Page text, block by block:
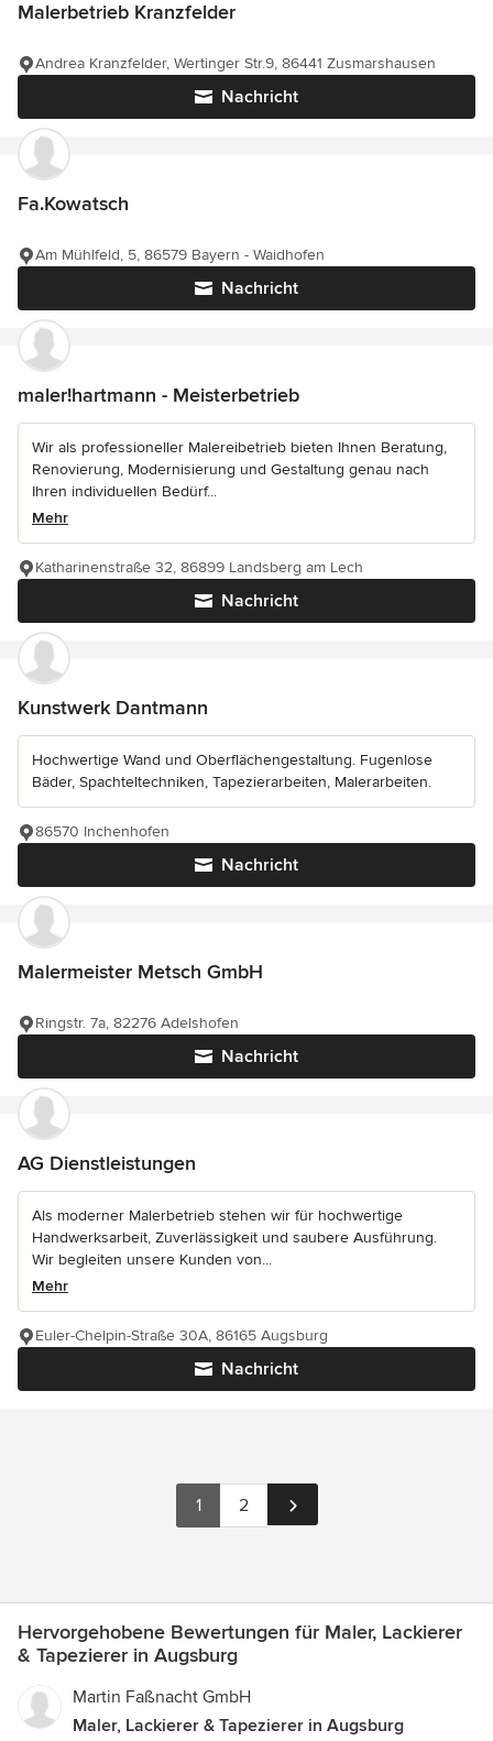
Malerbetrieb Kranzfelder
Nachricht
Andrea Kranzfelder, Wertinger Str.9, 86441 Zusmarshausen
Fa.Kowatsch
Nachricht
Am Mühlfeld, 5, 86579 Bayern - Waidhofen
maler!hartmann - Meisterbetrieb
Wir als professioneller Malereibetrieb bieten Ihnen Beratung,
Renovierung, Modernisierung und Gestaltung genau nach
Ihren individuellen Bedürf...
Mehr
Nachricht
Katharinenstraße 32, 86899 Landsberg am Lech
Kunstwerk Dantmann
Hochwertige Wand und Oberflächengestaltung. Fugenlose
Bäder, Spachteltechniken, Tapezierarbeiten, Malerarbeiten.
Nachricht
86570 Inchenhofen
Malermeister Metsch GmbH
Nachricht
Ringstr. 7a, 82276 Adelshofen
AG Dienstleistungen
Als moderner Malerbetrieb stehen wir für hochwertige
Handwerksarbeit, Zuverlässigkeit und saubere Ausführung.
Wir begleiten unsere Kunden von...
Mehr
Nachricht
Euler-Chelpin-Straße 30A, 86165 Augsburg
1 2
Hervorgehobene Bewertungen für Maler, Lackierer
& Tapezierer in Augsburg
Martin Faßnacht GmbH
Maler, Lackierer & Tapezierer in Augsburg